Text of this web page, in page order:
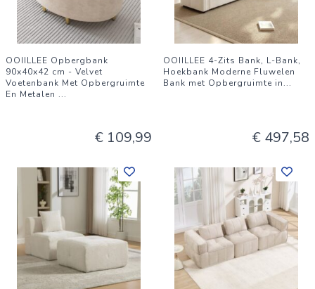
OOIILLEE Opbergbank
90x40x42 cm - Velvet
Voetenbank Met Opbergruimte
En Metalen ...
€ 109,99
OOIILLEE 4-Zits Bank, L-Bank,
Hoekbank Moderne Fluwelen
Bank met Opbergruimte in...
€ 497,58